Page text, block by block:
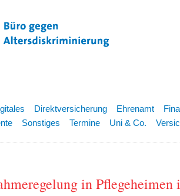
Direktversicherung Ehrenamt
Sonstiges Termine Uni & Co.
in Pflegeheimen